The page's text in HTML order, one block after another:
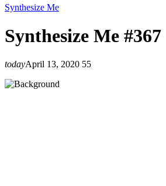
Synthesize Me
Synthesize Me #367
todayApril 13, 2020 55